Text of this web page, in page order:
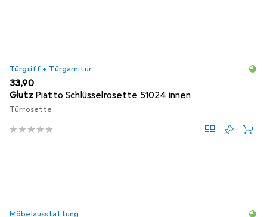
Türgriff + Türgarnitur
EUR
33,90
Glutz Piatto Schlüsselrosette 51024 innen
Türrosette
Möbelausstattung